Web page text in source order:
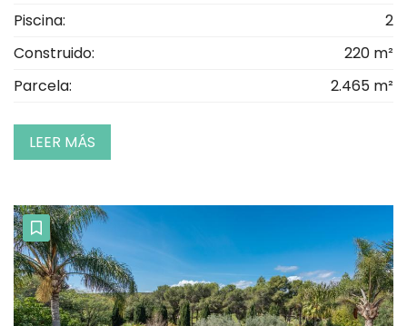
Piscina:
2
Construido:
220 m²
Parcela:
2.465 m²
LEER MÁS